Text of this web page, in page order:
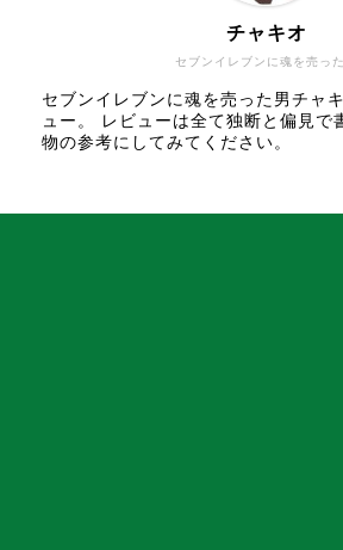
セブンイレブンに魂を売っ
チャキオ
セブンイレブンに魂を売った男チャ
ュー。 レビューは全て独断と偏見で
物の参考にしてみてください。